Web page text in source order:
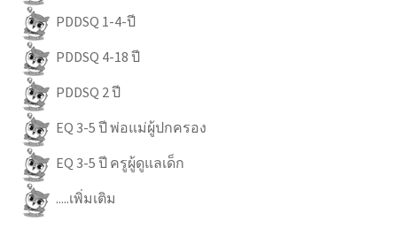
PDDSQ 1-4-ปี
PDDSQ 4-18 ปี
PDDSQ 2 ปี
EQ 3-5 ปี พ่อแม่ผู้ปกครอง
EQ 3-5 ปี ครูผู้ดูแลเด็ก
.....เพิ่มเติม